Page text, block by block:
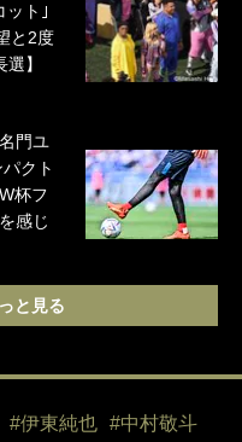
ット｣
と2度
】
門ユ
クト
杯フ
感じ
と見る
#伊東純也
#中村敬斗